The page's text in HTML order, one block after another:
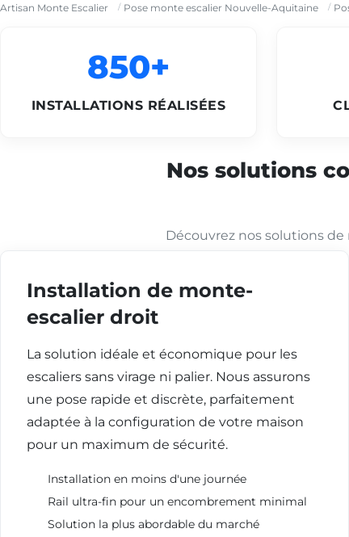
Artisan Monte Escalier Pose monte escalier Nouvelle-Aquitaine
850+
INSTALLATIONS RÉALISÉES
Nos solutions
Découvrez nos solutions
Installation de monte-
escalier droit
La solution idéale et économique pour les
escaliers sans virage ni palier. Nous assurons
une pose rapide et discrète, parfaitement
adaptée à la configuration de votre maison
pour un maximum de sécurité.
Installation en moins d'une journée
Rail ultra-fin pour un encombrement minimal
Solution la plus abordable du marché